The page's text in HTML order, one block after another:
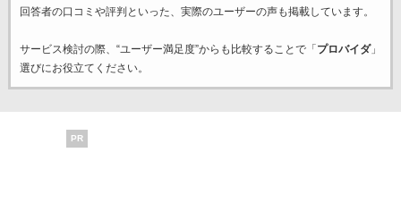
回答者の口コミや評判といった、実際のユーザーの声も掲載しています。
サービス検討の際、“ユーザー満足度”からも比較することで「 プロバイダ」
選びにお役立てください。
PR